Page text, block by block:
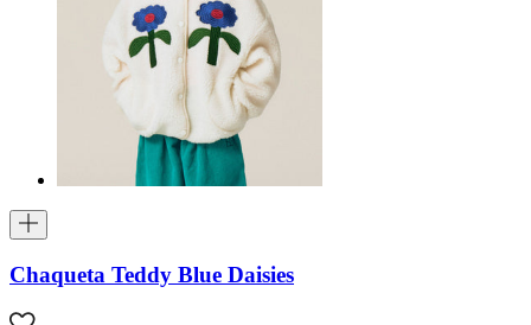
Chaqueta Teddy Blue Daisies